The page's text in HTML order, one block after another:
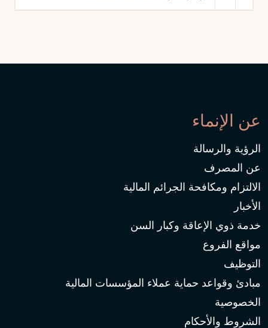
عن الإنماء
الرؤية والرسالة
عن المصرف
الالتزام ومكافحة الجرائم المالية
الأخبار
خدمة ذوي الإعاقة وكبار السن
مواقع الفروع
التوظيف
مبادئ وقواعد حماية عملاء المؤسسات المالية
الخصوصية
الشروط والأحكام